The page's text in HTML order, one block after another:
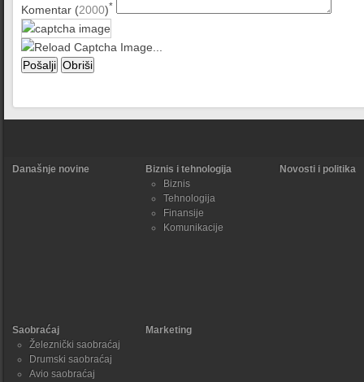
Komentar (2000)*
Današnje novine
Biznis i tehnologija
Biznis
Tehnologija
Finansije
Komunikacije
Novosti i politika
Saobraćaj
Železnički saobraćaj
Drumski saobraćaj
Avio saobraćaj
Marketing